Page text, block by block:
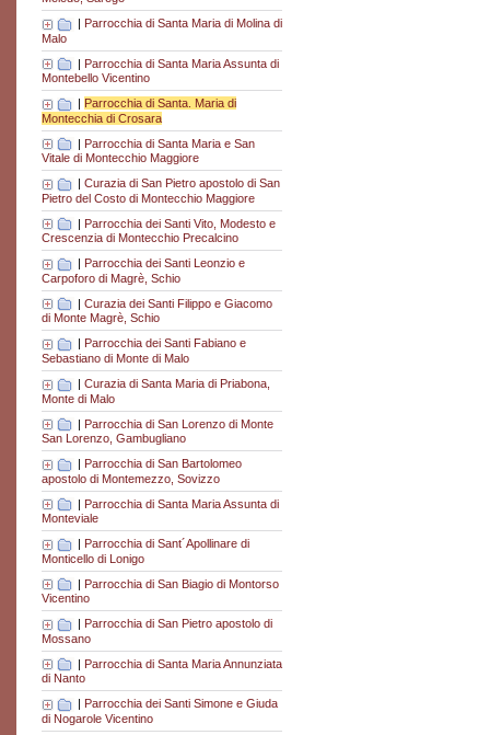
| Parrocchia di Santa Maria di Molina di
Malo
| Parrocchia di Santa Maria Assunta di
Montebello Vicentino
| Parrocchia di Santa. Maria di
Montecchia di Crosara
| Parrocchia di Santa Maria e San
Vitale di Montecchio Maggiore
Curazia di San Pietro apostolo di San
Pietro del Costo di Montecchio Maggiore
| Parrocchia dei Santi Vito, Modesto e
Crescenzia di Montecchio Precalcino
Parrocchia dei Santi Leonzio e
Carpoforo di Magrè, Schio
| Curazia dei Santi Filippo e Giacomo
di Monte Magrè, Schio
Parrocchia dei Santi Fabiano e
Sebastiano di Monte di Malo
| Curazia di Santa Maria di Priabona,
Monte di Malo
| Parrocchia di San Lorenzo di Monte
San Lorenzo, Gambugliano
| Parrocchia di San Bartolomeo
apostolo di Montemezzo, Sovizzo
| Parrocchia di Santa Maria Assunta di
Monteviale
| Parrocchia di Sant´Apollinare di
Monticello di Lonigo
| Parrocchia di San Biagio di Montorso
Vicentino
Parrocchia di San Pietro apostolo di
Mossano
| Parrocchia di Santa Maria Annunziata
di Nanto
Parrocchia dei Santi Simone e Giuda
di Nogarole Vicentino